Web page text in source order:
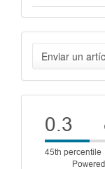
Enviar
un
artículo
Enviar un
Cite
score